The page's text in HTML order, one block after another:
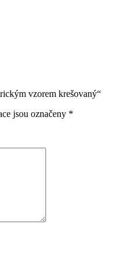
vzorem krešovaný“
jsou označeny *